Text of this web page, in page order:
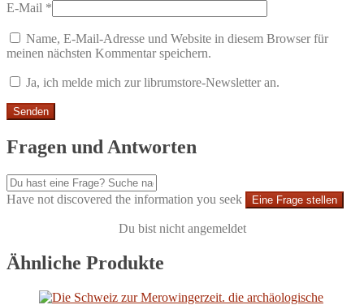
E-Mail *
Name, E-Mail-Adresse und Website in diesem Browser für
meinen nächsten Kommentar speichern.
Ja, ich melde mich zur librumstore-Newsletter an.
Fragen und Antworten
Have not discovered the information you seek Eine Frage stellen
Du bist nicht angemeldet
Ähnliche Produkte